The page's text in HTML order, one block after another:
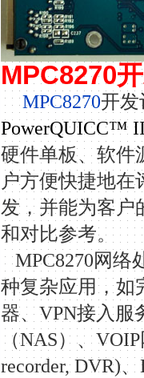
MPC8270
MPC8270开
PowerQUICC™
硬件单板、软件
户方便快捷地
发，并能为客户
和对比参考。
MPC8270网络
种复杂应用 ，如
器、 VPN接入服
（NAS）、
recorder, DVR)、